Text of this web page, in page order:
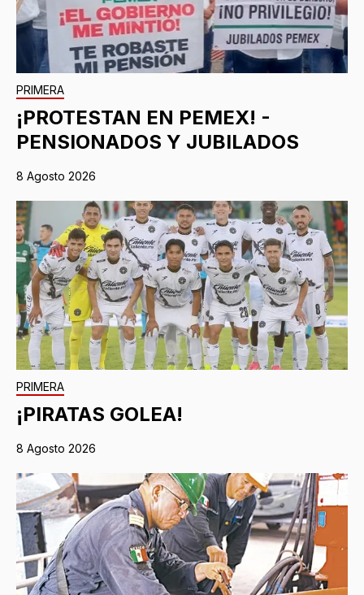
PRIMERA
¡PROTESTAN EN PEMEX! -
PENSIONADOS Y JUBILADOS
8 Agosto 2026
PRIMERA
¡PIRATAS GOLEA!
8 Agosto 2026